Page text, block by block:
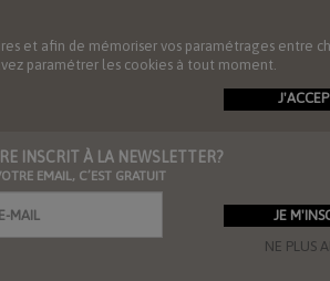
et afin de mémoriser vos paramétrages entre
paramétrer les cookies à tout moment.
NE PLUS
INSCRIT À LA NEWSLETTER?
EMAIL, C’EST GRATUIT